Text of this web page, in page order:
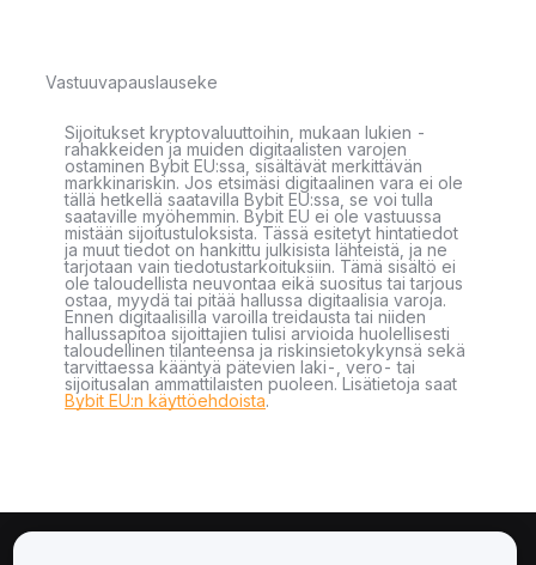
Vastuuvapauslauseke
Sijoitukset kryptovaluuttoihin, mukaan lukien -
rahakkeiden ja muiden digitaalisten varojen
ostaminen Bybit EU:ssa, sisältävät merkittävän
markkinariskin. Jos etsimäsi digitaalinen vara ei ole
tällä hetkellä saatavilla Bybit EU:ssa, se voi tulla
saataville myöhemmin. Bybit EU ei ole vastuussa
mistään sijoitustuloksista. Tässä esitetyt hintatiedot
ja muut tiedot on hankittu julkisista lähteistä, ja ne
tarjotaan vain tiedotustarkoituksiin. Tämä sisältö ei
ole taloudellista neuvontaa eikä suositus tai tarjous
ostaa, myydä tai pitää hallussa digitaalisia varoja.
Ennen digitaalisilla varoilla treidausta tai niiden
hallussapitoa sijoittajien tulisi arvioida huolellisesti
taloudellinen tilanteensa ja riskinsietokykynsä sekä
tarvittaessa kääntyä pätevien laki-, vero- tai
sijoitusalan ammattilaisten puoleen. Lisätietoja saat
Bybit EU:n käyttöehdoista.